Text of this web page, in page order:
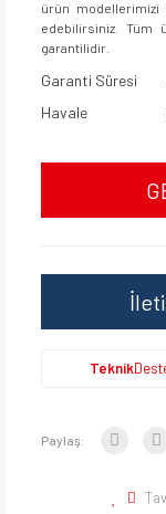
ürün modellerimizi
edebilirsiniz. Tüm
garantilidir.
Garanti Süresi
Havale
Teknik
Paylaş: